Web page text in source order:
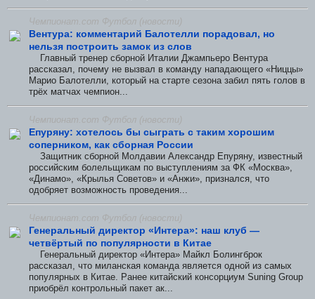
Чемпионат.com Футбол (новости)
Вентура: комментарий Балотелли порадовал, но
нельзя построить замок из слов
Главный тренер сборной Италии Джампьеро Вентура
рассказал, почему не вызвал в команду нападающего «Ниццы»
Марио Балотелли, который на старте сезона забил пять голов в
трёх матчах чемпион...
Чемпионат.com Футбол (новости)
Епуряну: хотелось бы сыграть с таким хорошим
соперником, как сборная России
Защитник сборной Молдавии Александр Епуряну, известный
российским болельщикам по выступлениям за ФК «Москва»,
«Динамо», «Крылья Советов» и «Анжи», признался, что
одобряет возможность проведения...
Чемпионат.com Футбол (новости)
Генеральный директор «Интера»: наш клуб —
четвёртый по популярности в Китае
Генеральный директор «Интера» Майкл Болингброк
рассказал, что миланская команда является одной из самых
популярных в Китае. Ранее китайский консорциум Suning Group
приобрёл контрольный пакет ак...